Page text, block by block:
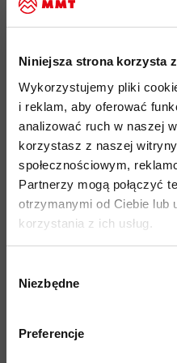
Niniejsza strona korzysta
Wykorzystujemy pliki
i reklam, aby oferować
analizować ruch w naszej
korzystasz z naszej
społecznościowym,
Partnerzy mogą połączyć
otrzymanymi od Ciebie lub
korzystania z ich usług.
zgody
Niezbędne
Preferencje
Wspinaczka, Via Ferrata
gramaturze 186 g/m
z poliestru pochodzacego
doskonałe
materiału przyśpiesza
wychłodzeniu podczas
materiał o drobnej
zwiększa właściwości
odprowadzanie wilgoci
ułatwiający zakładanie i
ciepłe dni
dla
uniknięcia podrażnień w
odbierz